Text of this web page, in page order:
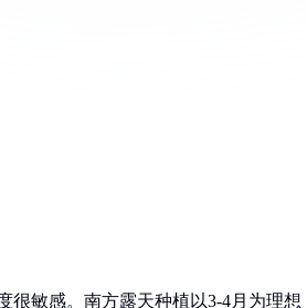
很敏感。南方露天种植以3-4月为理想